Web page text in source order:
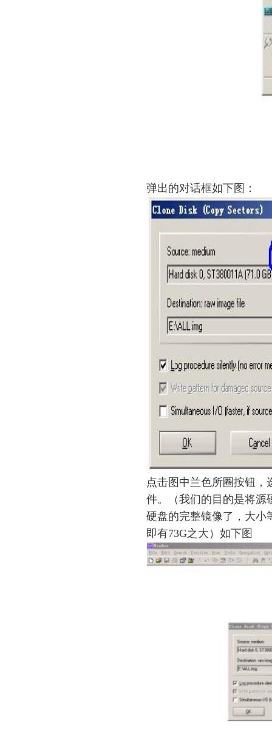
弹出的对话框如下图：
点击图中兰色所圈按钮
件。（我们的目的是将源
硬盘的完整镜像了，大小
即有73G之大）如下图